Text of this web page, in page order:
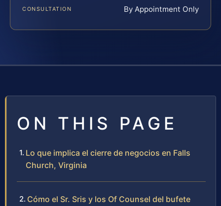
CONSULTATION By Appointment Only
ON THIS PAGE
Lo que implica el cierre de negocios en Falls
Church, Virginia
Cómo el Sr. Sris y los Of Counsel del bufete